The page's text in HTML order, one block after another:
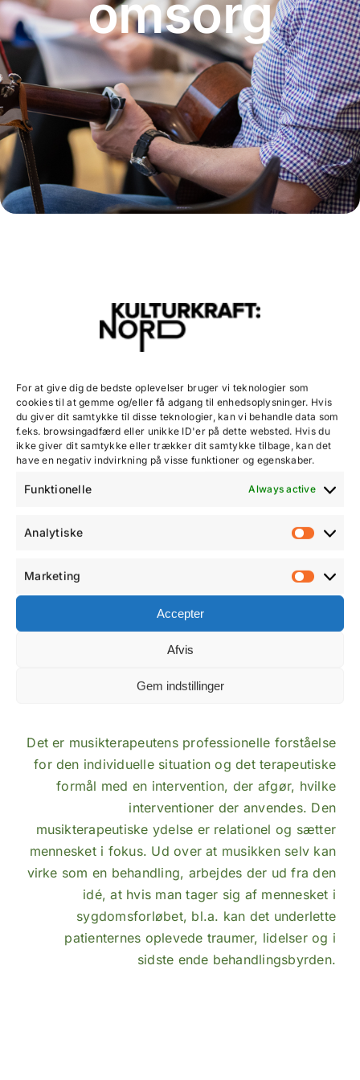
For at give dig de bedste oplevelser bruger vi teknologier som
cookies til at gemme og/eller få adgang til enhedsoplysninger. Hvis
du giver dit samtykke til disse teknologier, kan vi behandle data som
f.eks. browsingadfærd eller unikke ID'er på dette websted. Hvis du
ikke giver dit samtykke eller trækker dit samtykke tilbage, kan det
have en negativ indvirkning på visse funktioner og egenskaber.
Funktionelle Always active
Analytiske
Marketing
Accepter
Afvis
Gem indstillinger
omsorg
Musik og æstetik omsorg
der kan appliceres globalt på tværs af alle
hospitalets specialiserede afdelinger. Musik
påvirker og berører mennesker fysiologisk,
fødegangen – og på tværs af kulturel baggrund
Det er musikterapeutens professionelle forståelse
for den individuelle situation og det terapeutiske
formål med en intervention, der afgør, hvilke
interventioner der anvendes. Den
musikterapeutiske ydelse er relationel og sætter
mennesket i fokus. Ud over at musikken selv kan
virke som en behandling, arbejdes der ud fra den
idé, at hvis man tager sig af mennesket i
sygdomsforløbet, bl.a. kan det underlette
patienternes oplevede traumer, lidelser og i
sidste ende behandlingsbyrden.